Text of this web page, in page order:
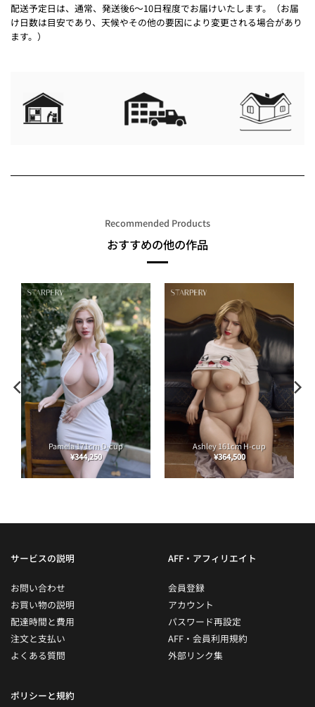
配送予定日は、通常、発送後6～10日程度でお届けいたします。（お届
け日数は目安であり、天候やその他の要因により変更される場合があり
ます。）
Recommended Products
おすすめの他の作品
Pamela 171cm D-cup
¥344,250
Ashley 161cm H-cup
¥364,500
サービスの説明
お問い合わせ
お買い物の説明
配達時間と費用
注文と支払い
よくある質問
AFF・アフィリエイト
会員登録
アカウント
パスワード再設定
AFF・会員利用規約
外部リンク集
ポリシーと規約